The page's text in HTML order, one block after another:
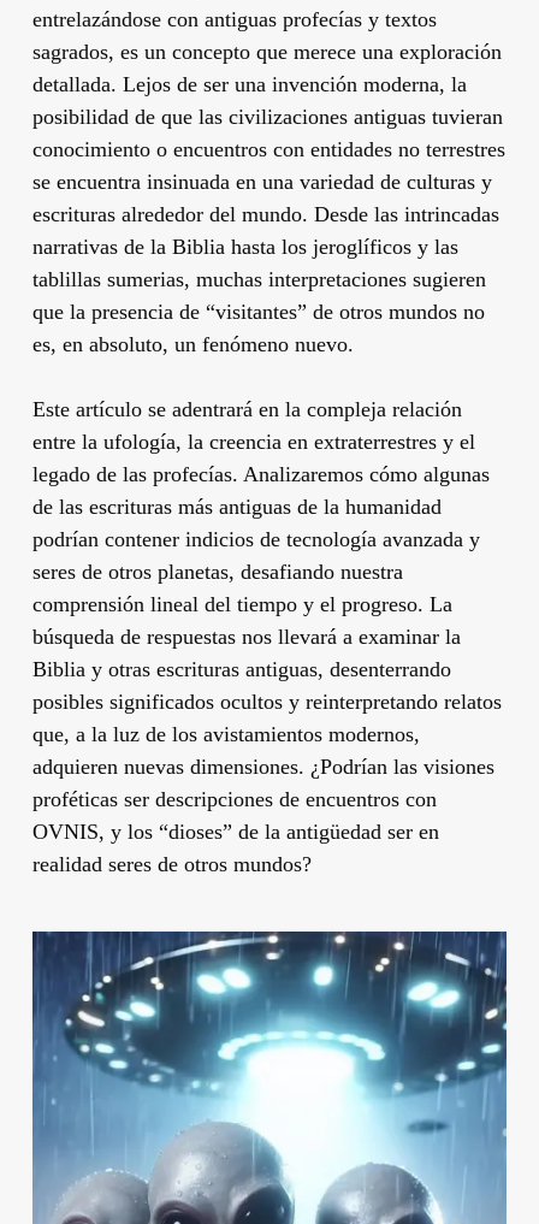
entrelazándose con antiguas profecías y textos
sagrados, es un concepto que merece una exploración
detallada. Lejos de ser una invención moderna, la
posibilidad de que las civilizaciones antiguas tuvieran
conocimiento o encuentros con entidades no terrestres
se encuentra insinuada en una variedad de culturas y
escrituras alrededor del mundo. Desde las intrincadas
narrativas de la Biblia hasta los jeroglíficos y las
tablillas sumerias, muchas interpretaciones sugieren
que la presencia de “visitantes” de otros mundos no
es, en absoluto, un fenómeno nuevo.
Este artículo se adentrará en la compleja relación
entre la ufología, la creencia en extraterrestres y el
legado de las profecías. Analizaremos cómo algunas
de las escrituras más antiguas de la humanidad
podrían contener indicios de tecnología avanzada y
seres de otros planetas, desafiando nuestra
comprensión lineal del tiempo y el progreso. La
búsqueda de respuestas nos llevará a examinar la
Biblia y otras escrituras antiguas, desenterrando
posibles significados ocultos y reinterpretando relatos
que, a la luz de los avistamientos modernos,
adquieren nuevas dimensiones. ¿Podrían las visiones
proféticas ser descripciones de encuentros con
OVNIS, y los “dioses” de la antigüedad ser en
realidad seres de otros mundos?